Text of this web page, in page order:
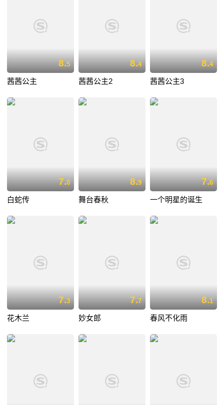
8.5
茜茜公主
8.4
茜茜公主2
8.4
茜茜公主3
7.0
白蛇传
8.9
舞台春秋
7.6
一个明星的诞生
7.3
花木兰
7.7
妙女郎
8.1
春风不化雨